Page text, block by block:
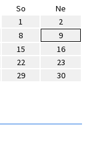
So
Ne
1
2
8
9
15
16
22
23
29
30